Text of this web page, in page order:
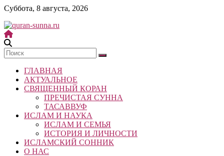
Skip
content
Суббота, 8 августа, 2026
quran-
sunna.ru
«Центр
исследований
Корана
Республики
Татарстан
ГЛАВНАЯ
АКТУАЛЬНОЕ
СВЯЩЕННЫЙ КОРАН
ПРЕЧИСТАЯ СУННА
ТАСАВВУФ
ИСЛАМ И НАУКА
ИСЛАМ И СЕМЬЯ
ИСТОРИЯ И ЛИЧНОСТИ
ИСЛАМСКИЙ СОННИК
О НАС